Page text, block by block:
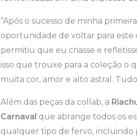
“Após o sucesso de minha
oportunidade de voltar para este
permitiu que eu criasse e
isso que trouxe para a coleção o
muita cor, amor e alto astral.
Além das peças da collab, a
Carnaval que abrange todos os
qualquer tipo de fervo, incluindo